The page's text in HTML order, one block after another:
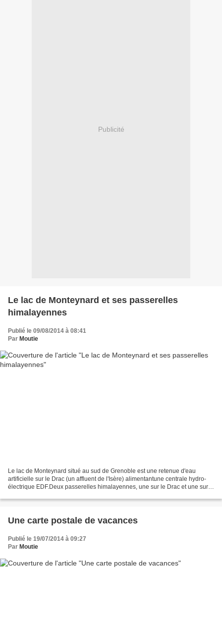
Publicité
Le lac de Monteynard et ses passerelles
himalayennes
Publié le 09/08/2014 à 08:41
Par Moutie
Le lac de Monteynard situé au sud de Grenoble est une retenue d'eau
artificielle sur le Drac (un affluent de l'Isère) alimentantune centrale hydro-
électrique EDF.Deux passerelles himalayennes, une sur le Drac et une sur
Une carte postale de vacances
Publié le 19/07/2014 à 09:27
Par Moutie